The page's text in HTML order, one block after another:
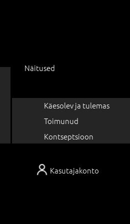
Kasutajakonto
Näitused
Käesolev ja tulemas
Toimunud
Kontseptsioon